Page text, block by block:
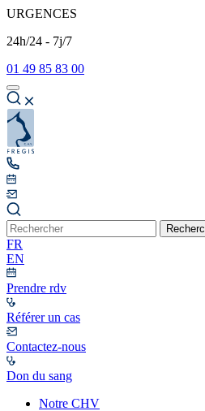
URGENCES
24h/24 - 7j/7
01 49 85 83 00
FR
EN
Prendre rdv
Référer un cas
Contactez-nous
Don du sang
Notre CHV